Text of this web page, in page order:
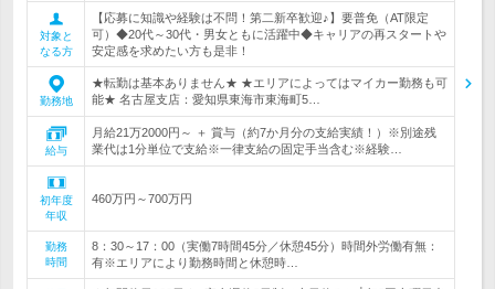
対象と
なる方
【応募に知識や経験は不問！第二新卒歓迎♪】要普免（AT限定
可）◆20代～30代・男女ともに活躍中◆キャリアの再スタートや
安定感を求めたい方も是非！
勤務地
★転勤は基本ありません★ ★エリアによってはマイカー勤務も可
能★ 名古屋支店：愛知県東海市東海町5…
給与
月給21万2000円～ ＋ 賞与（約7か月分の支給実績！）※別途残
業代は1分単位で支給※一律支給の固定手当含む※経験…
初年度
年収
460万円～700万円
勤務
時間
8：30～17：00（実働7時間45分／休憩45分）時間外労働有無：
有※エリアにより勤務時間と休憩時…